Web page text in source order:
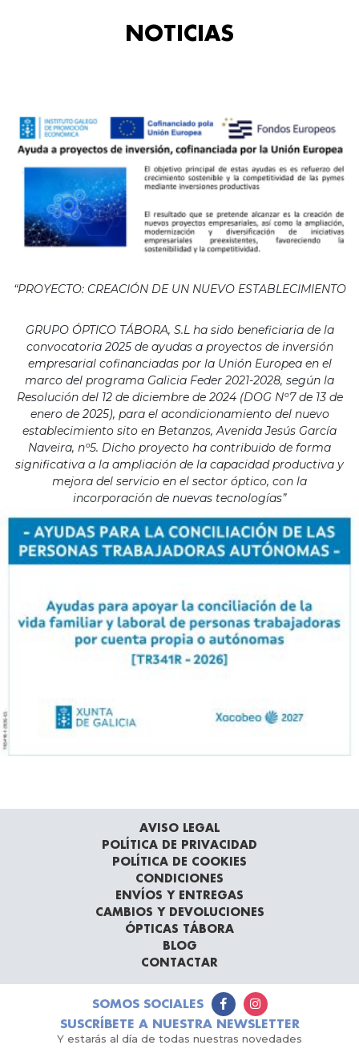
NOTICIAS
“PROYECTO: CREACIÓN DE UN NUEVO ESTABLECIMIENTO
GRUPO ÓPTICO TÁBORA, S.L ha sido beneficiaria de la
convocatoria 2025 de ayudas a proyectos de inversión
empresarial cofinanciadas por la Unión Europea en el
marco del programa Galicia Feder 2021-2028, según la
Resolución del 12 de diciembre de 2024 (DOG Nº7 de 13 de
enero de 2025), para el acondicionamiento del nuevo
establecimiento sito en Betanzos, Avenida Jesús García
Naveira, nº5. Dicho proyecto ha contribuido de forma
significativa a la ampliación de la capacidad productiva y
mejora del servicio en el sector óptico, con la
incorporación de nuevas tecnologías”
AVISO LEGAL
POLÍTICA DE PRIVACIDAD
POLÍTICA DE COOKIES
CONDICIONES
ENVÍOS Y ENTREGAS
CAMBIOS Y DEVOLUCIONES
ÓPTICAS TÁBORA
BLOG
CONTACTAR
SOMOS SOCIALES
SUSCRÍBETE A NUESTRA NEWSLETTER
Y estarás al día de todas nuestras novedades